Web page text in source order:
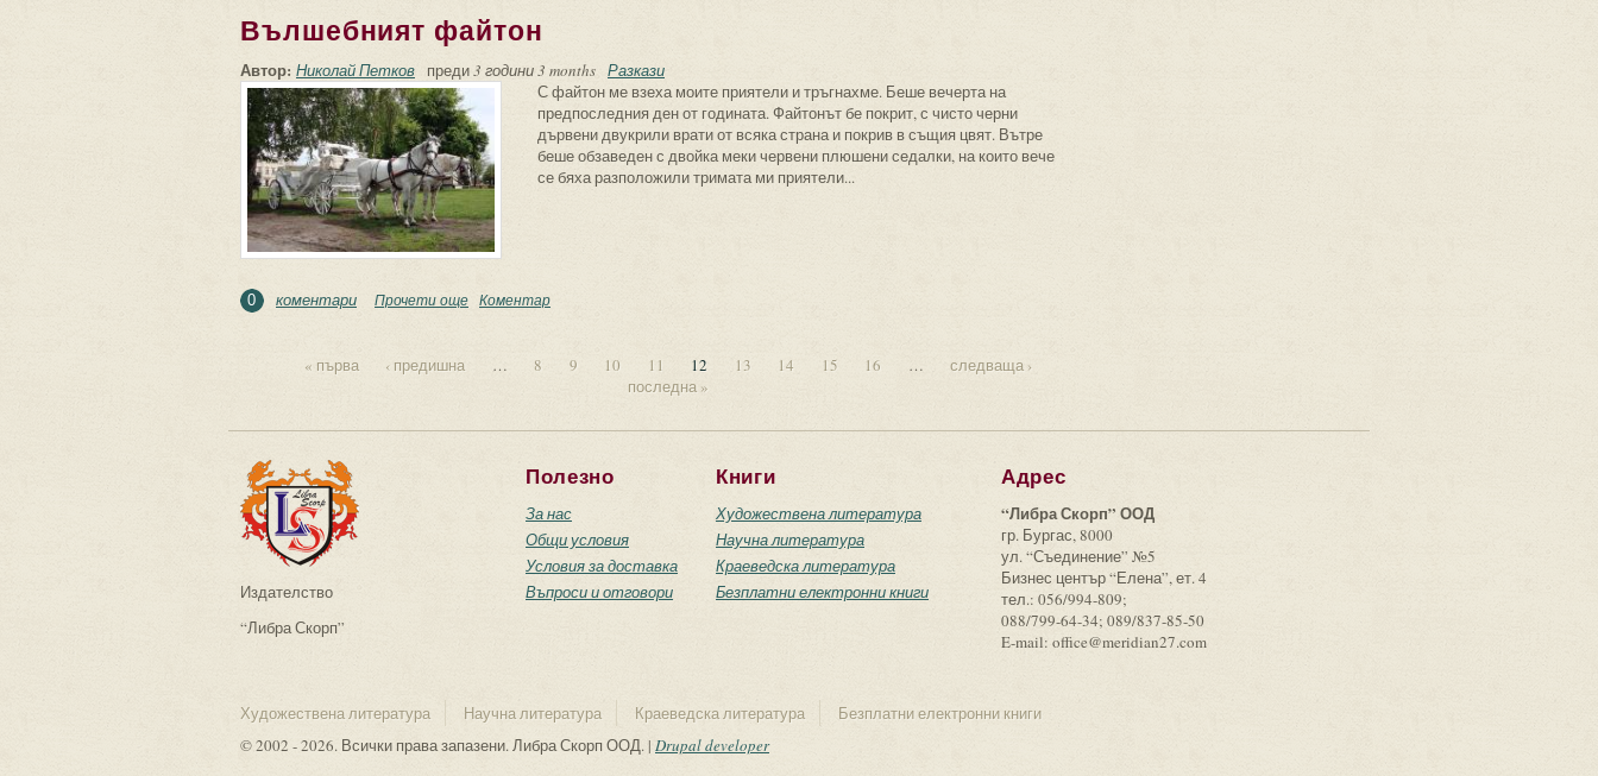
Вълшебният файтон
Автор: Николай Петков преди3 години 3 months Разкази
С файтон ме взеха моите приятели и тръгнахме. Беше вечерта на
предпоследния ден от годината. Файтонът бе покрит, с чисто черни
дървени двукрили врати от всяка страна и покрив в същия цвят. Вътре
беше обзаведен с двойка меки червени плюшени седалки, на които вече
се бяха разположили тримата ми приятели...
0 коментари Прочети още about Вълшебният файтон
Коментар
« първа ‹ предишна … 8 9 10 11 12 13 14 15 16 …
следваща ›
последна »
Издателство
“Либра Скорп”
Полезно
За нас
Общи условия
Условия за доставка
Въпроси и отговори
Книги
Художествена литература
Научна литература
Краеведска литература
Безплатни електронни книги
Адрес
“Либра Скорп” ООД
гр. Бургас, 8000
ул. “Съединение” №5
Бизнес център “Елена”, ет. 4
тел.: 056/994-809;
088/799-64-34; 089/837-85-50
E-mail: office@meridian27.com
Художествена литература Научна литература Краеведска литература
Безплатни електронни книги
© 2002 - 2026. Всички права запазени. Либра Скорп ООД. | Drupal developer